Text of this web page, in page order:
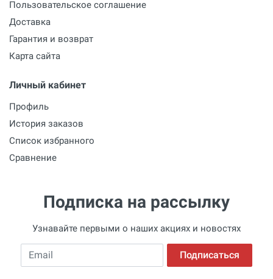
Пользовательское соглашение
Доставка
Гарантия и возврат
Карта сайта
Личный кабинет
Профиль
История заказов
Список избранного
Сравнение
Подписка на рассылку
Узнавайте первыми о наших акциях и новостях
Email Подписаться